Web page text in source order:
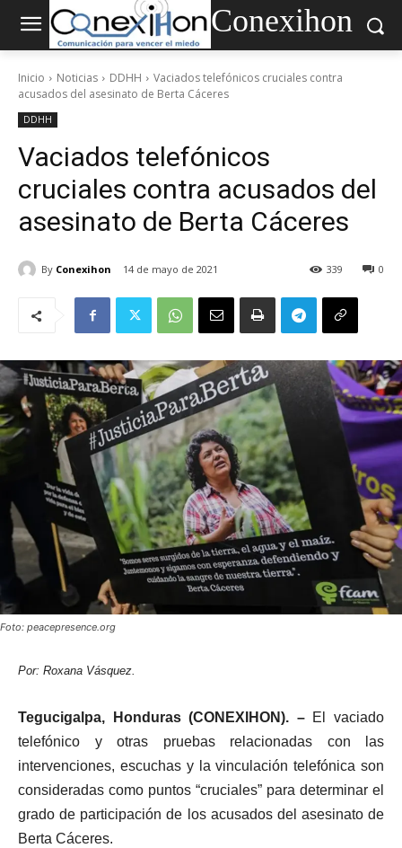
Conexihon
Inicio Noticias DDHH
Vaciados telefónicos cruciales contra
acusados del asesinato de Berta Cáceres
DDHH
Vaciados telefónicos
cruciales contra acusados del
asesinato de Berta Cáceres
By Conexihon 14 de mayo de 2021 0
339
Foto: peacepresence.org
Por: Roxana Vásquez.
Tegucigalpa, Honduras (CONEXIHON). – El vaciado
telefónico y otras pruebas relacionadas con las
intervenciones, escuchas y la vinculación telefónica son
consideradas como puntos “cruciales” para determinar el
grado de participación de los acusados del asesinato de
Berta Cáceres.